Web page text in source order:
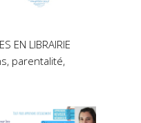
EN LIBRAIRIE
parentalité,